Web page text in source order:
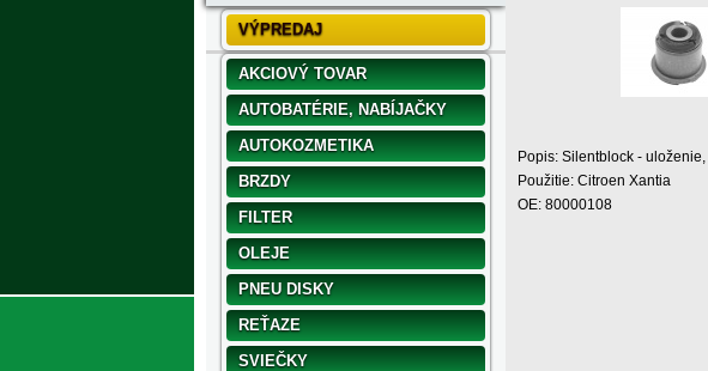
VÝPREDAJ
AKCIOVÝ TOVAR
AUTOBATÉRIE, NABÍJAČKY
AUTOKOZMETIKA
BRZDY
FILTER
OLEJE
PNEU DISKY
REŤAZE
SVIEČKY
Popis: Silentblock -
Použitie: Citroen Xantia
OE: 80000108